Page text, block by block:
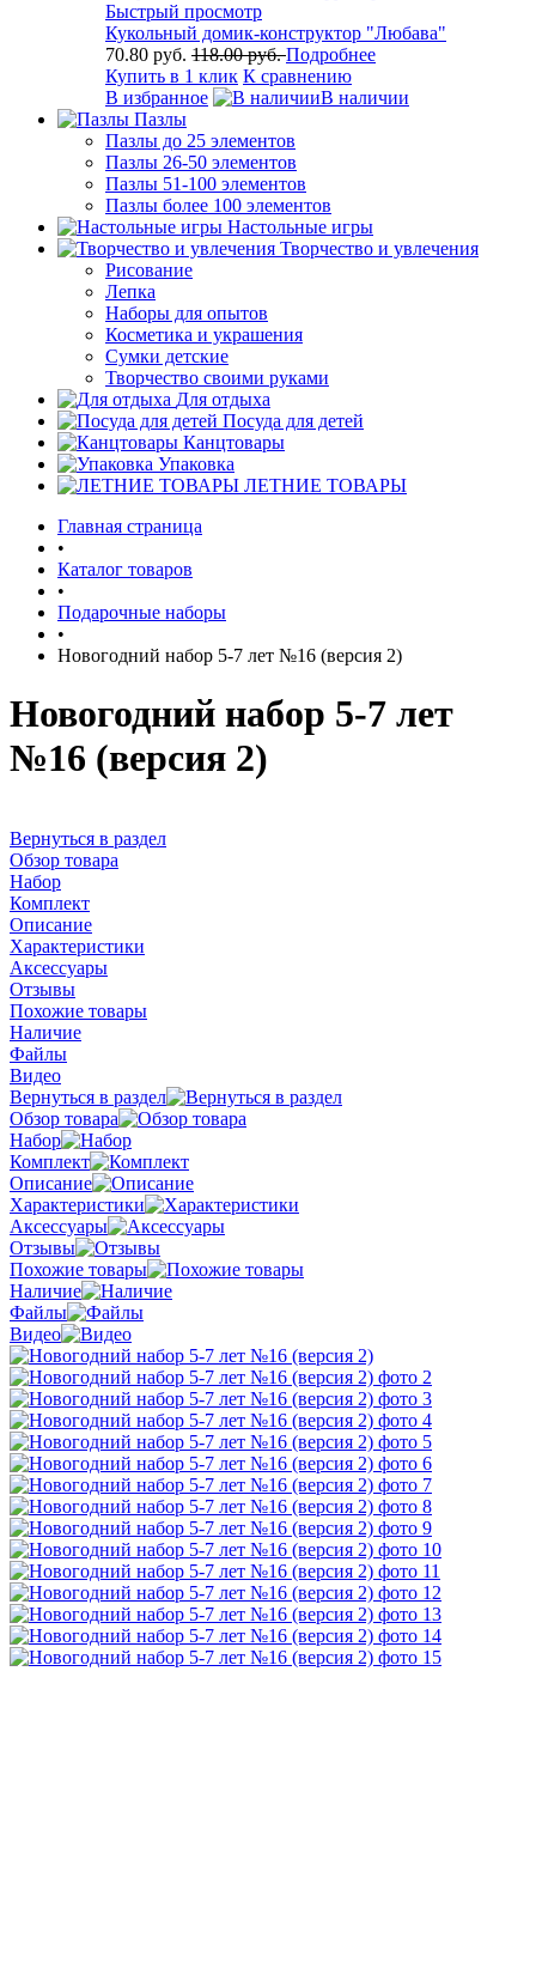
Быстрый просмотр
Кукольный домик-конструктор "Любава"
70.80 руб. 118.00 руб.Подробнее
Купить в 1 клик К сравнению
В избранное
В наличии
Пазлы
Пазлы до 25 элементов
Пазлы 26-50 элементов
Пазлы 51-100 элементов
Пазлы более 100 элементов
Настольные игры
Творчество и увлечения
Рисование
Лепка
Наборы для опытов
Косметика и украшения
Сумки детские
Творчество своими руками
Для отдыха
Посуда для детей
Канцтовары
Упаковка
ЛЕТНИЕ ТОВАРЫ
Главная страница
•
Каталог товаров
•
Подарочные наборы
•
Новогодний набор 5-7 лет №16 (версия 2)
Новогодний набор 5-7 лет
№16 (версия 2)
Вернуться в раздел
Обзор товара
Набор
Комплект
Описание
Характеристики
Аксессуары
Отзывы
Похожие товары
Наличие
Файлы
Видео
Вернуться в раздел
Обзор товара
Набор
Комплект
Описание
Характеристики
Аксессуары
Отзывы
Похожие товары
Наличие
Файлы
Видео